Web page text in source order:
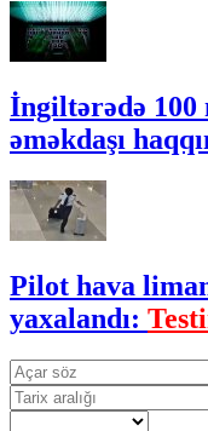
İngiltərədə 100
əməkdaşı
Pilot hava
yaxalandı: